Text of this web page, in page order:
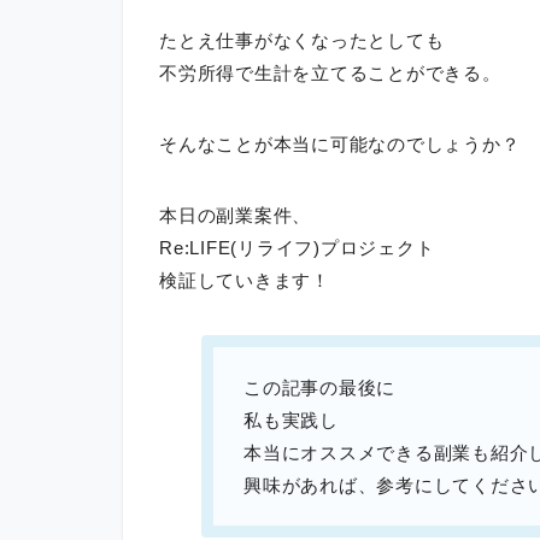
たとえ仕事がなくなったとしても
不労所得で生計を立てることができる。
そんなことが本当に可能なのでしょうか？
本日の副業案件、
Re:LIFE(リライフ)プロジェクト
検証していきます！
この記事の最後に
私も実践し
本当にオススメできる副業も紹介
興味があれば、参考にしてくださ